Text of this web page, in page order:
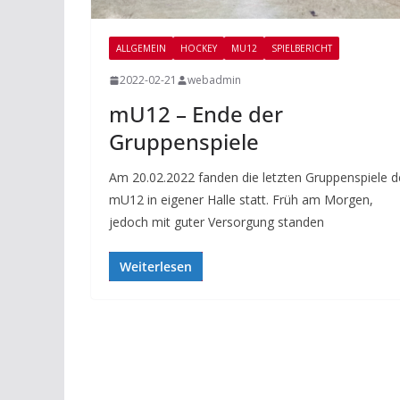
ALLGEMEIN HOCKEY MU12 SPIELBERICHT
2022-02-21 webadmin
mU12 – Ende der
Gruppenspiele
Am 20.02.2022 fanden die letzten Gruppenspiele
mU12 in eigener Halle statt. Früh am Morgen,
jedoch mit guter Versorgung standen
Weiterlesen